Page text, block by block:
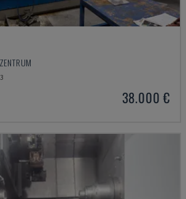
38.000 €